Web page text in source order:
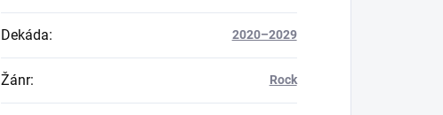
Dekáda: 2020–2029
Žánr: Rock